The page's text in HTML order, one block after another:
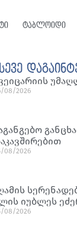
ტაბლოიდი
08/2026
08/2026
იუბლეს
08/2026